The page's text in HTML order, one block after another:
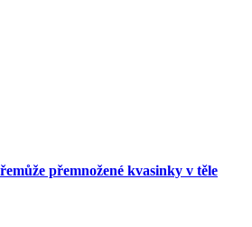
přemnožené kvasinky v těle